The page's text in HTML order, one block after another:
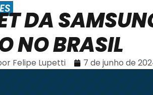
DA
NO BRASIL
Felipe Lupetti 7 de junho de